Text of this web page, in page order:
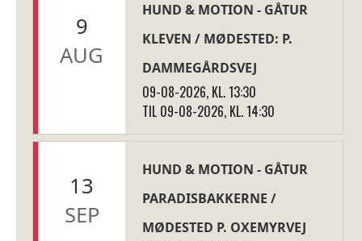
9
AUG
HUND & MOTION - GÅTUR
KLEVEN / MØDESTED: P.
DAMMEGÅRDSVEJ
09-08-2026, KL. 13:30
TIL 09-08-2026, KL. 14:30
13
SEP
HUND & MOTION - GÅTUR
PARADISBAKKERNE /
MØDESTED P. OXEMYRVEJ